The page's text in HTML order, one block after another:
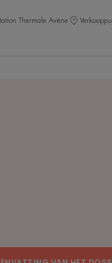
Thermale Avène